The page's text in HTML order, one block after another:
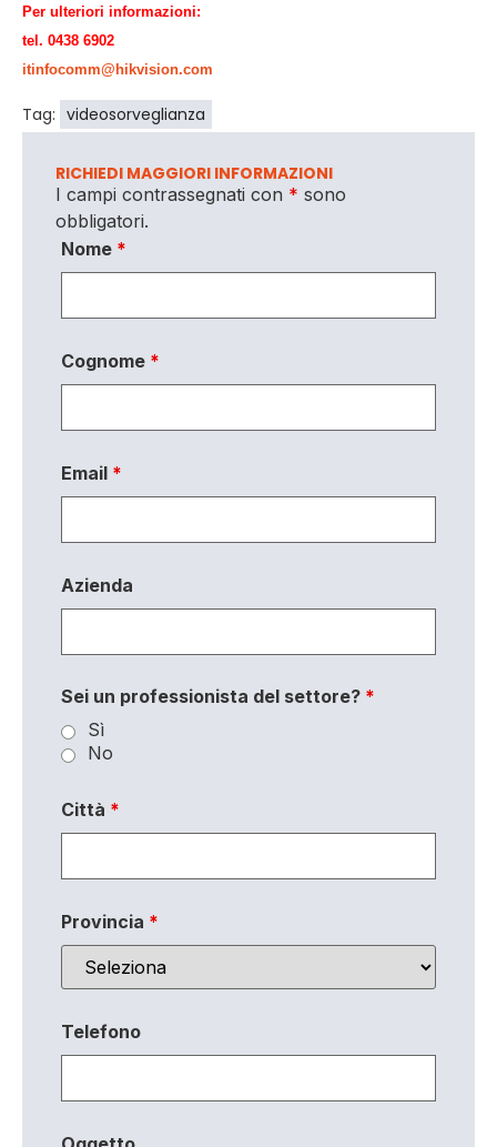
Per ulteriori informazioni:
tel. 0438 6902
itinfocomm@hikvision.com
Tag: videosorveglianza
RICHIEDI MAGGIORI INFORMAZIONI
I campi contrassegnati con * sono
obbligatori.
Nome *
Cognome *
Email *
Azienda
Sei un professionista del settore? *
Sì
No
Città *
Provincia *
Telefono